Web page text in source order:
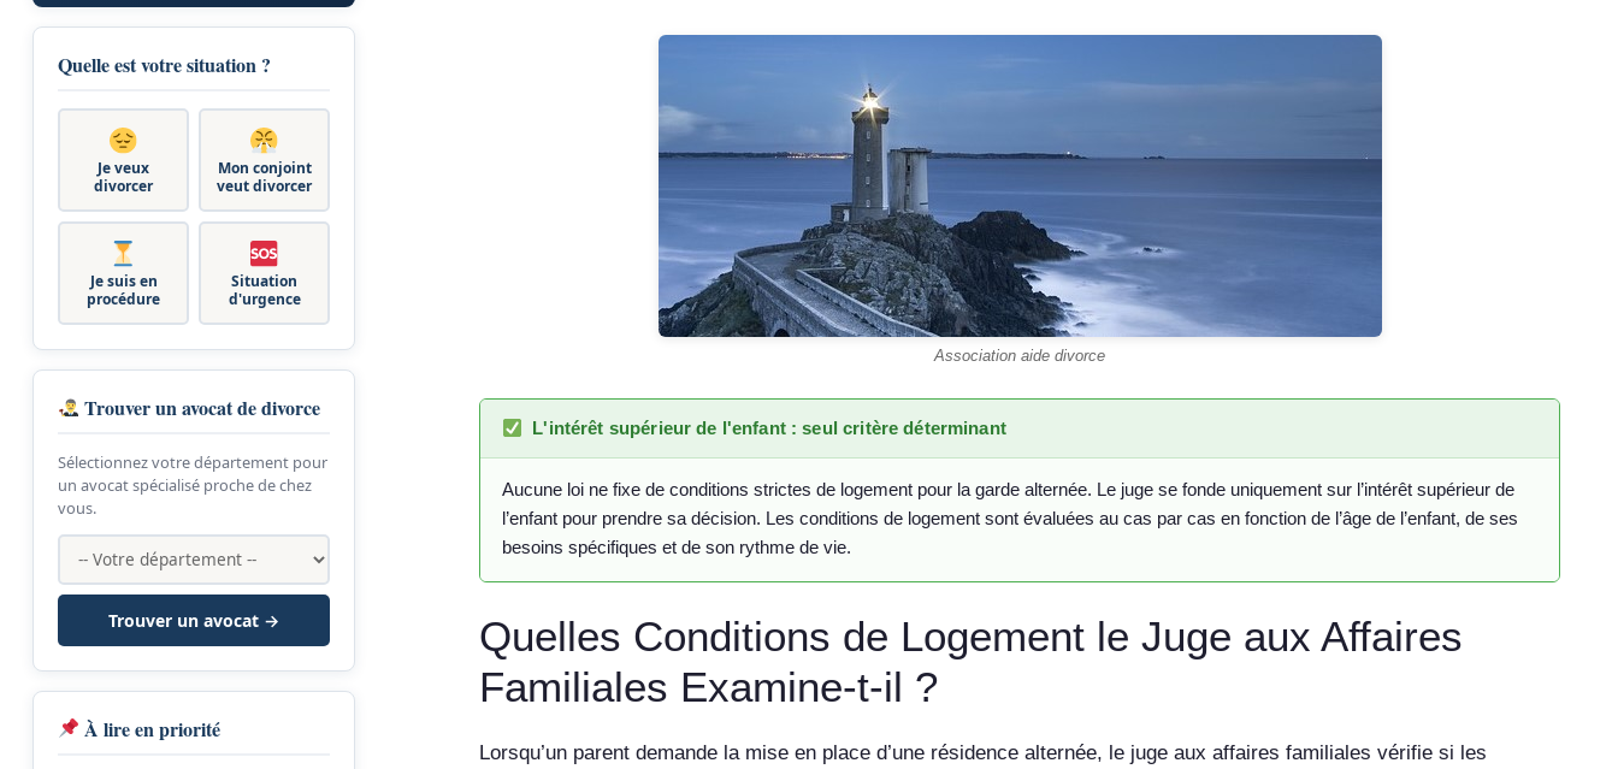
Association aide divorce
L'intérêt supérieur de l'enfant : seul critère déterminant
Aucune loi ne fixe de conditions strictes de logement pour la garde alternée. Le juge se fonde uniquement sur l’intérêt supérieur de
l’enfant pour prendre sa décision. Les conditions de logement sont évaluées au cas par cas en fonction de l’âge de l’enfant, de ses
besoins spécifiques et de son rythme de vie.
Quelles Conditions de Logement le Juge aux Affaires
Familiales Examine-t-il ?
Lorsqu’un parent demande la mise en place d’une résidence alternée, le juge aux affaires familiales vérifie si les
Quelle est votre situation ?
Je veux
divorcer
Mon conjoint
veut divorcer
Je suis en
procédure
Situation
d'urgence
Trouver un avocat de divorce
Sélectionnez votre département pour
un avocat spécialisé proche de chez
vous.
Trouver un avocat →
À lire en priorité